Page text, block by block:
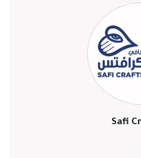
Safi